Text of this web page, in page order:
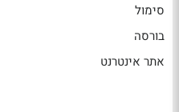
סימול
בורסה
אתר אינטרנט